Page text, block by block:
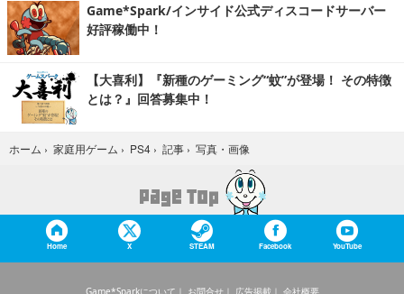
Game*Spark/インサイド公式ディスコードサーバー
好評稼働中！
【大喜利】『新種のゲーミング“蚊”が登場！ その特徴
とは？』回答募集中！
ホーム › 家庭用ゲーム › PS4 › 記事 › 写真・画像
Home X STEAM Facebook YouTube